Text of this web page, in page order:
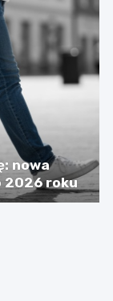
nowa
2026 roku